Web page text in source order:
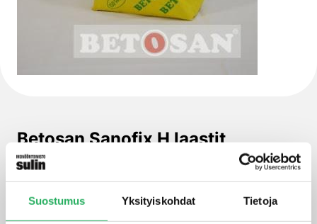
Suostumus Yksityiskohdat Tietoja
Betosan Sanofix H laastit
Betosan Sanofix H laastit ovat voimakkaasti
huokoistettuja, vettähylkiviä laasteja, joita käytetään
erityisesti kosteusrasituksesta kärsivien tiiliseinien
sisä- ja ulkopuoliseen korjaamiseen. Tuotteiden